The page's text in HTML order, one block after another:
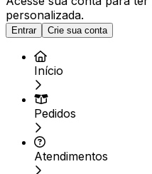
personalizada.
Entrar Crie sua conta
Início
Pedidos
Atendimentos